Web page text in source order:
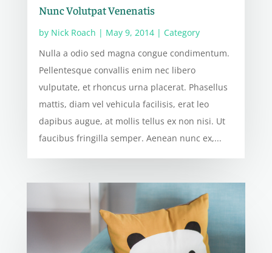
Nunc Volutpat Venenatis
by Nick Roach | May 9, 2014| Category
Nulla a odio sed magna congue condimentum.
Pellentesque convallis enim nec libero
vulputate, et rhoncus urna placerat. Phasellus
mattis, diam vel vehicula facilisis, erat leo
dapibus augue, at mollis tellus ex non nisi. Ut
faucibus fringilla semper. Aenean nunc ex,...